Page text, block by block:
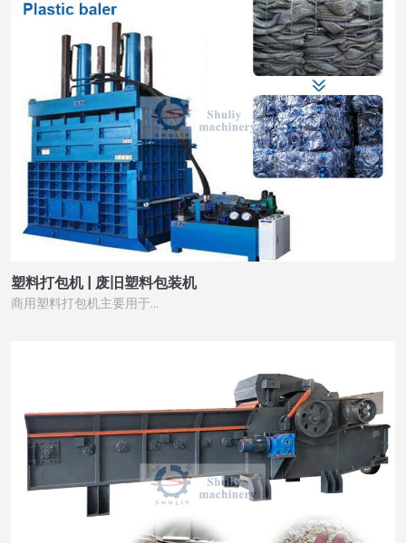
塑料打包机 | 废旧塑料包装机
商用塑料打包机主要用于…